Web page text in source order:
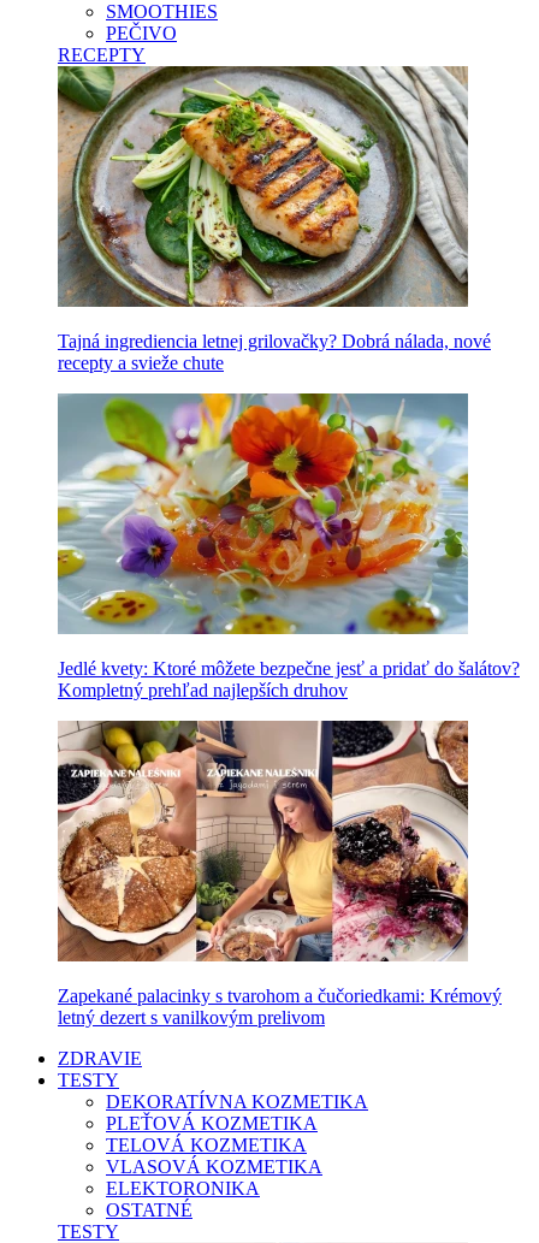
SMOOTHIES
PEČIVO
RECEPTY
Tajná ingrediencia letnej grilovačky? Dobrá nálada, nové
recepty a svieže chute
Jedlé kvety: Ktoré môžete bezpečne jesť a pridať do šalátov?
Kompletný prehľad najlepších druhov
Zapekané palacinky s tvarohom a čučoriedkami: Krémový
letný dezert s vanilkovým prelivom
ZDRAVIE
TESTY
DEKORATÍVNA KOZMETIKA
PLEŤOVÁ KOZMETIKA
TELOVÁ KOZMETIKA
VLASOVÁ KOZMETIKA
ELEKTORONIKA
OSTATNÉ
TESTY